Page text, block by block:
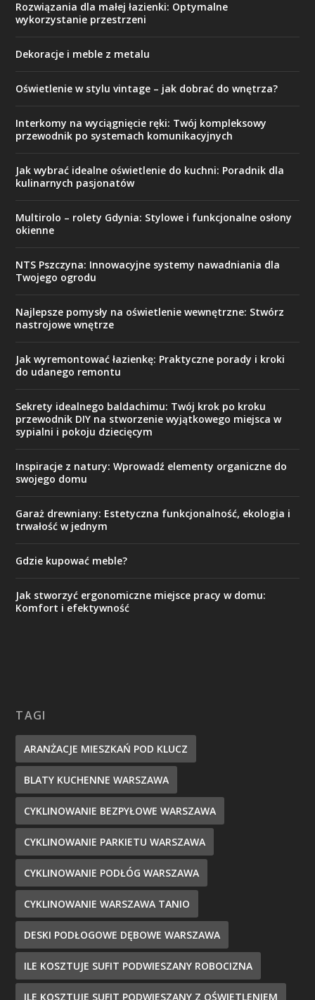
Rozwiązania dla małej łazienki: Optymalne
wykorzystanie przestrzeni
Dekoracje i meble z metalu
Oświetlenie w stylu vintage – jak dobrać do wnętrza?
Interkomy na wyciągnięcie ręki: Twój kompleksowy
przewodnik po systemach komunikacyjnych
Jak wybrać idealne oświetlenie do kuchni: Poradnik dla
kulinarnych pasjonatów
Multirolo – rolety Gdynia: Stylowe i funkcjonalne osłony
okienne
NTS Pszczyna: Innowacyjne systemy nawadniania dla
Twojego ogrodu
Najlepsze pomysły na oświetlenie wewnętrzne: Stwórz
nastrojowe wnętrze
Jak wyremontować łazienkę: Praktyczne porady i kroki
do udanego remontu
Sekrety idealnego baldachimu: Twój krok po kroku
przewodnik DIY na stworzenie wyjątkowego miejsca w
sypialni i pokoju dziecięcym
Inspiracje z natury: Wprowadź elementy organiczne do
swojego domu
Garaż drewniany: Estetyczna funkcjonalność, ekologia i
trwałość w jednym
Gdzie kupować meble?
Jak stworzyć ergonomiczne miejsce pracy w domu:
Komfort i efektywność
TAGI
ARANŻACJE MIESZKAŃ POD KLUCZ
BLATY KUCHENNE WARSZAWA
CYKLINOWANIE BEZPYŁOWE WARSZAWA
CYKLINOWANIE PARKIETU WARSZAWA
CYKLINOWANIE PODŁÓG WARSZAWA
CYKLINOWANIE WARSZAWA TANIO
DESKI PODŁOGOWE DĘBOWE WARSZAWA
ILE KOSZTUJE SUFIT PODWIESZANY ROBOCIZNA
ILE KOSZTUJE SUFIT PODWIESZANY Z OŚWIETLENIEM